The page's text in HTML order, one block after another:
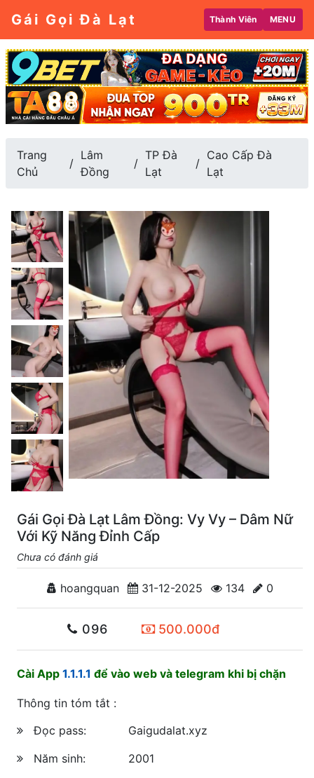
Gái Gọi Đà Lạt Thành Viên MENU
Trang
Chủ
Lâm
Đồng
TP Đà
Lạt
Cao Cấp Đà
Lạt
Gái Gọi Đà Lạt Lâm Đồng: Vy Vy – Dâm Nữ
Với Kỹ Năng Đỉnh Cấp
Chưa có đánh giá
hoangquan 31-12-2025 134 0
096 500.000đ
Cài App 1.1.1.1 để vào web và telegram khi bị chặn
Thông tin tóm tắt :
Đọc pass:
Gaigudalat.xyz
Năm sinh:
2001